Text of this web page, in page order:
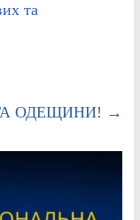
та
ОДЕЩИНИ! →